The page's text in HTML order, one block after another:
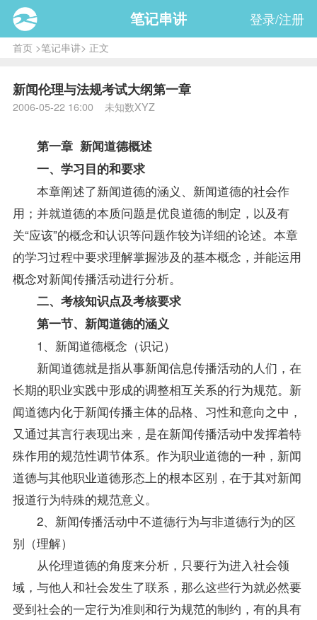
笔记串讲 登录/注册
首页>笔记串讲> 正文
新闻伦理与法规考试大纲第一章
2006-05-22 16:00 未知数XYZ
第一章 新闻道德概述
一、学习目的和要求
本章阐述了新闻道德的涵义、新闻道德的社会作
用；并就道德的本质问题是优良道德的制定，以及有
关“应该”的概念和认识等问题作较为详细的论述。本章
的学习过程中要求理解掌握涉及的基本概念，并能运用
概念对新闻传播活动进行分析。
二、考核知识点及考核要求
第一节、新闻道德的涵义
1、新闻道德概念（识记）
新闻道德就是指从事新闻信息传播活动的人们，在
长期的职业实践中形成的调整相互关系的行为规范。新
闻道德内化于新闻传播主体的品格、习性和意向之中，
又通过其言行表现出来，是在新闻传播活动中发挥着特
殊作用的规范性调节体系。作为职业道德的一种，新闻
道德与其他职业道德形态上的根本区别，在于其对新闻
报道行为特殊的规范意义。
2、新闻传播活动中不道德行为与非道德行为的区
别（理解）
从伦理道德的角度来分析，只要行为进入社会领
域，与他人和社会发生了联系，那么这些行为就必然要
受到社会的一定行为准则和行为规范的制约，有的具有